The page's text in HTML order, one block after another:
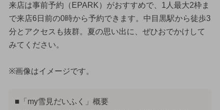
来店は事前予約（EPARK）がおすすめで、1人最大2枠ま
で来店6日前の0時から予約できます。中目黒駅から徒歩3
分とアクセスも抜群。夏の思い出に、ぜひおでかけして
みてください。
※画像はイメージです。
■「my雪見だいふく」概要